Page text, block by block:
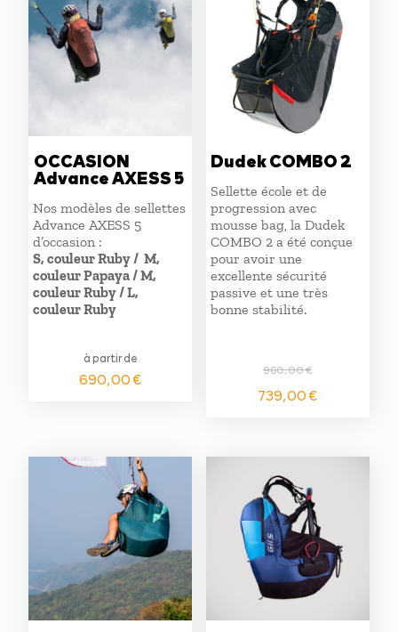
OCCASION
Advance AXESS 5
Nos modèles de sellettes
Advance AXESS 5
d’occasion :
S, couleur Ruby / M,
couleur Papaya / M,
couleur Ruby / L,
couleur Ruby
à partir de
690,00€
Dudek COMBO 2
Sellette école et de
progression avec
mousse bag, la Dudek
COMBO 2 a été conçue
pour avoir une
excellente sécurité
passive et une très
bonne stabilité.
960,00€
Le
prix
était :
960,00 €.
739,00€Le
est :